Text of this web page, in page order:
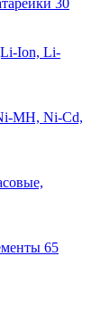
30
Ion, Li-
MH, Ni-Cd,
65